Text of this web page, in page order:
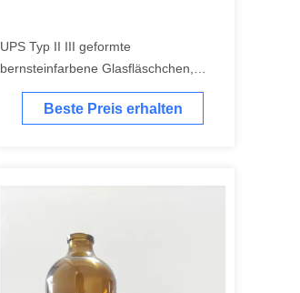
UPS Typ II III geformte
bernsteinfarbene Glasfläschchen,
pharmazeutische Glasverpackung, 20
ml, 30 ml, 50 ml, 100 ml
Beste Preis erhalten